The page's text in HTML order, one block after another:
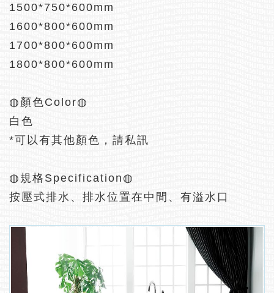
1500*750*600mm
1600*800*600mm
1700*800*600mm
1800*800*600mm
◍顏色Color◍
白色
*可以有其他顏色，請私訊
◍規格Specification◍